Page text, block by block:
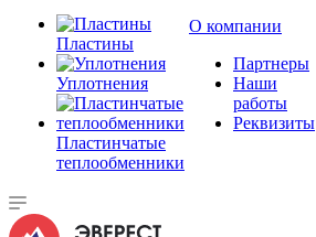
Пластины
Уплотнения
Пластинчатые
теплообменники
О компании
Партнеры
Наши
работы
Реквизиты